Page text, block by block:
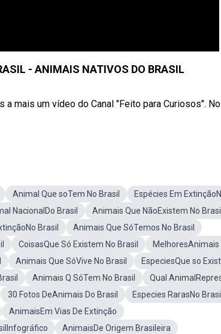
- ANIMAIS NATIVOS DO BRASIL
a mais um vídeo do Canal "Feito para Curiosos".
Animal Que soTem No Brasil
Espécies Em
NacionalDo Brasil
Animais Que NãoExistem No Brasil
Brasil
Animais Que SóTemos No Brasil
CoisasQue Só Existem No Brasil
MelhoresAnimais
Animais Que SóVive No Brasil
EspeciesQue so
Animais Q SóTem No Brasil
Qual
30 Fotos DeAnimais Do Brasil
Especies RarasNo Brasil
AnimaisEm Vias De Extinção
AnimaisDe Origem Brasileira